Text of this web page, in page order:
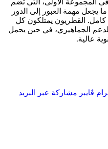
المجموعة الأولى، التي تضم
يجعل مهمة العبور إلى الدور
كامل. القطريون يمتلكون كل
الجماهيري، في حين يحمل
عالية.
ڤايبر مشاركة عبر البريد